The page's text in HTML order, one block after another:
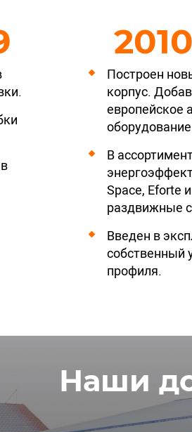
Построен
корпус.
европейское
В
Space, Eforte
раздвижные
Введен в
собственный
профиля.
Наши